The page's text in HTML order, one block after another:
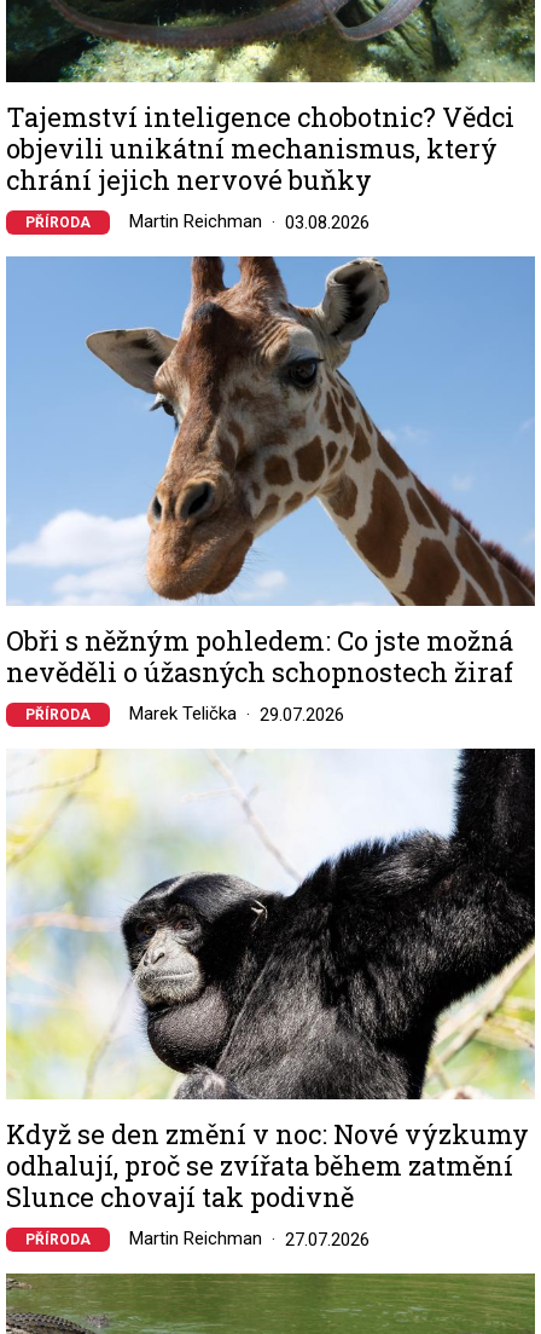
Tajemství inteligence chobotnic? Vědci
objevili unikátní mechanismus, který
chrání jejich nervové buňky
PŘÍRODA Martin Reichman 03.08.2026
Obři s něžným pohledem: Co jste možná
nevěděli o úžasných schopnostech žiraf
PŘÍRODA Marek Telička 29.07.2026
Image
Když se den změní v noc: Nové výzkumy
odhalují, proč se zvířata během zatmění
Slunce chovají tak podivně
PŘÍRODA Martin Reichman 27.07.2026
Image